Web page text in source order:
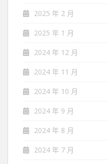
2025 年 2 月
2025 年 1 月
2024 年 12 月
2024 年 11 月
2024 年 10 月
2024 年 9 月
2024 年 8 月
2024 年 7 月